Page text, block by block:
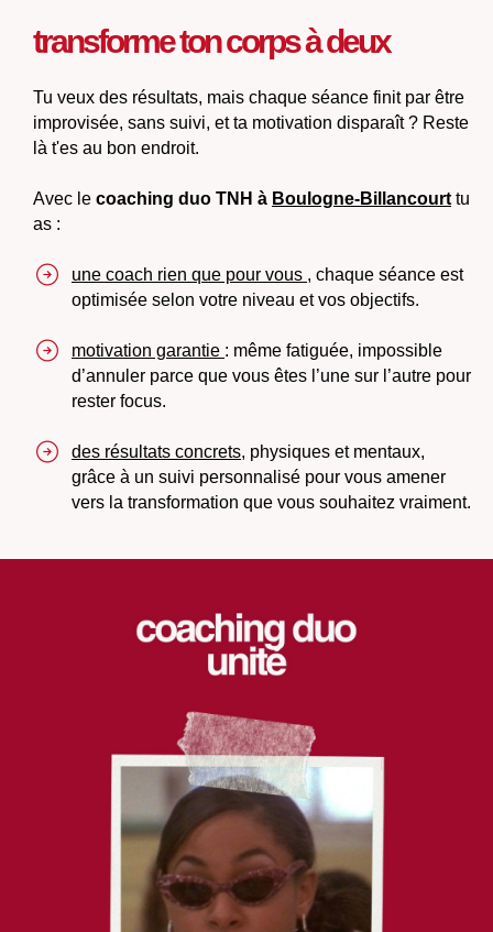
transforme ton corps à deux
Tu veux des résultats, mais chaque séance finit par être
improvisée, sans suivi, et ta motivation disparaît ? Reste
là t'es au bon endroit.
Avec le coaching duo TNH à Boulogne-Billancourt tu
as :
une coach rien que pour vous , chaque séance est
optimisée selon votre niveau et vos objectifs.
motivation garantie : même fatiguée, impossible
d’annuler parce que vous êtes l’une sur l’autre pour
rester focus.
des résultats concrets, physiques et mentaux,
grâce à un suivi personnalisé pour vous amener
vers la transformation que vous souhaitez vraiment.